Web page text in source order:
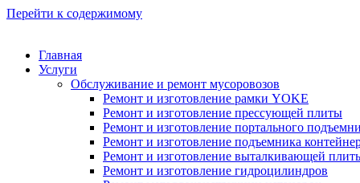
Перейти к содержимому
Главная
Услуги
Обслуживание и ремонт мусоровозов
Ремонт и изготовление рамки YOKE
Ремонт и изготовление прессующей плиты
Ремонт и изготовление портального
Ремонт и изготовление подъемника
Ремонт и изготовление выталкивающей
Ремонт и изготовление гидроцилиндров